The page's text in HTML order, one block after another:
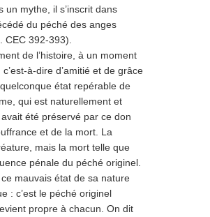
un mythe, il s’inscrit dans
du péché des anges
392-393).
de l’histoire, à un moment
à-dire d’amitié et de grâce
état repérable de
qui est naturellement et
été préservé par ce don
et de la mort. La
mais la mort telle que
pénale du péché originel.
mauvais état de sa nature
: c’est le péché originel
propre à chacun. On dit